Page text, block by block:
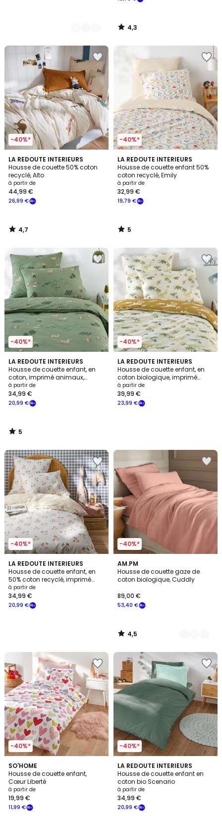
4,3
/
-40%*
LA REDOUTE INTERIEURS
Housse de couette 50% coton
recyclé, Alto
à partir de
26,99 €
44,99 €
4,7
/ 5
4,7
/
-40%*
LA REDOUTE INTERIEURS
Housse de couette enfant 50%
coton recyclé, Emily
à partir de
19,79 €
32,99 €
5
/
5
5
/
-40%*
LA REDOUTE INTERIEURS
Housse de couette enfant, en
coton, imprimé animaux,
YOSEMITE CAMP
à partir de
20,99 €
34,99 €
5
/
5
5
/
-40%*
LA REDOUTE INTERIEURS
Housse de couette enfant, en
coton biologique, imprimé
dinosaures, ALNIS
à partir de
23,99 €
39,99 €
-40%*
LA REDOUTE INTERIEURS
Housse de couette enfant, en
50% coton recyclé, imprimé
fruits, LILAS
à partir de
20,99 €
34,99 €
-40%*
AM.PM
Housse de couette gaze de
coton biologique, Cuddly
53,40 €
89,00 €
4,5
/ 5
3
Couleurs
4,5
/
-40%*
SO'HOME
Housse de couette enfant,
Cœur Liberté
à partir de
11,99 €
19,99 €
4,4
/ 5
-40%*
LA REDOUTE INTERIEURS
Housse de couette enfant en
coton bio Scenario
à partir de
20,99 €
34,99 €
3,9
/ 5
8
Couleurs